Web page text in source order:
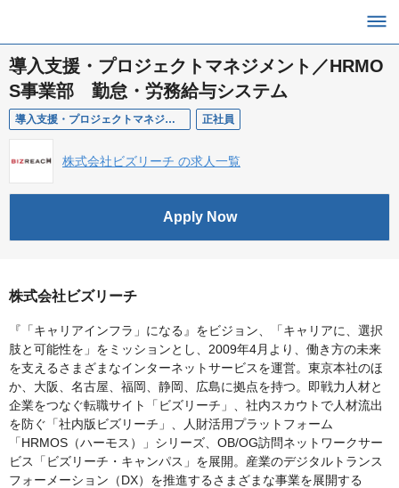
導入支援・プロジェクトマネジメント／HRMO
S事業部 勤怠・労務給与システム
導入支援・プロジェクトマネジメント／HRMOS事業部 勤怠・労務給与システム 正社員
株式会社ビズリーチ の求人一覧
Apply Now
株式会社ビズリーチ
『「キャリアインフラ」になる』をビジョン、「キャリアに、選択
肢と可能性を」をミッションとし、2009年4月より、働き方の未来
を支えるさまざまなインターネットサービスを運営。東京本社のほ
か、大阪、名古屋、福岡、静岡、広島に拠点を持つ。即戦力人材と
企業をつなぐ転職サイト「ビズリーチ」、社内スカウトで人材流出
を防ぐ「社内版ビズリーチ」、人財活用プラットフォーム
「HRMOS（ハーモス）」シリーズ、OB/OG訪問ネットワークサー
ビス「ビズリーチ・キャンパス」を展開。産業のデジタルトランス
フォーメーション（DX）を推進するさまざまな事業を展開する